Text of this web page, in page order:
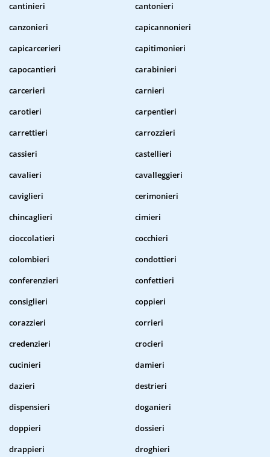
cantinieri
cantonieri
canzonieri
capicannonieri
capicarcerieri
capitimonieri
capocantieri
carabinieri
carcerieri
carnieri
carotieri
carpentieri
carrettieri
carrozzieri
cassieri
castellieri
cavalieri
cavalleggieri
caviglieri
cerimonieri
chincaglieri
cimieri
cioccolatieri
cocchieri
colombieri
condottieri
conferenzieri
confettieri
consiglieri
coppieri
corazzieri
corrieri
credenzieri
crocieri
cucinieri
damieri
dazieri
destrieri
dispensieri
doganieri
doppieri
dossieri
drappieri
droghieri